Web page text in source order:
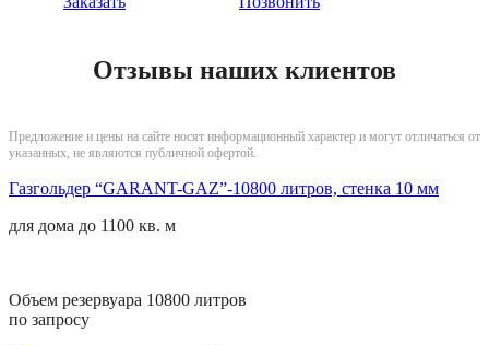
Отзывы наших клиентов
Предложение и цены на сайте носят информационный характер и могут отличаться от
указанных, не являются публичной офертой.
Газгольдер “GARANT-GAZ”-10800 литров, стенка 10 мм
для дома до 1100 кв. м
Объем резервуара 10800 литров
по запросу